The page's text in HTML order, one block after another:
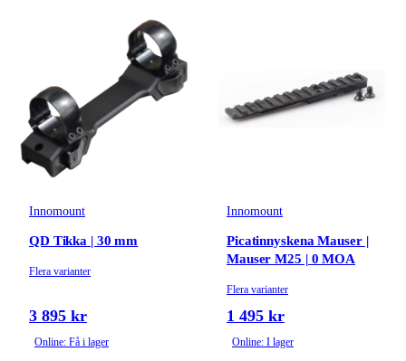
Innomount
QD Tikka | 30 mm
Flera varianter
3 895 kr
Online: Få i lager
Innomount
Picatinnyskena Mauser |
Mauser M25 | 0 MOA
Flera varianter
1 495 kr
Online: I lager